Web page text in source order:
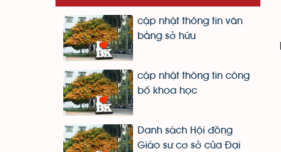
cập nhật thông tin văn
bằng sở hữu
cập nhật thông tin công
bố khoa học
Danh sách Hội đồng
Giáo sư cơ sở của Đại